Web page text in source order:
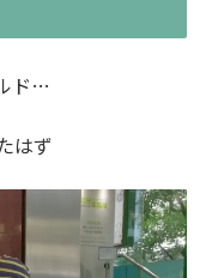
ド…
はず